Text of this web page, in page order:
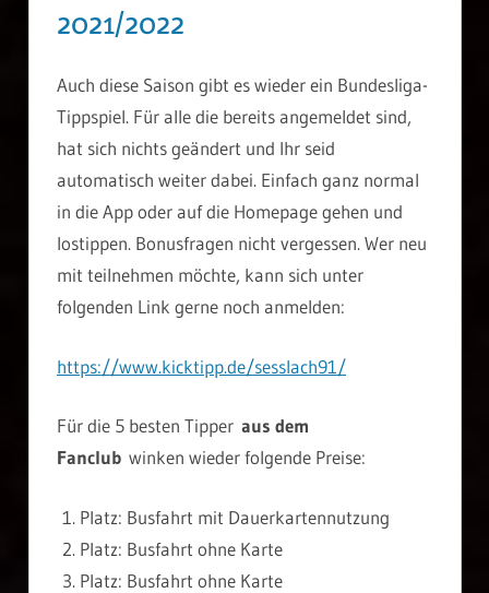
2021/2022
Auch diese Saison gibt es wieder ein Bundesliga-
Tippspiel. Für alle die bereits angemeldet sind,
hat sich nichts geändert und Ihr seid
automatisch weiter dabei. Einfach ganz normal
in die App oder auf die Homepage gehen und
lostippen. Bonusfragen nicht vergessen. Wer neu
mit teilnehmen möchte, kann sich unter
folgenden Link gerne noch anmelden:
https://www.kicktipp.de/sesslach91/
Für die 5 besten Tipper aus dem
Fanclub winken wieder folgende Preise:
Platz: Busfahrt mit Dauerkartennutzung
Platz: Busfahrt ohne Karte
Platz: Busfahrt ohne Karte